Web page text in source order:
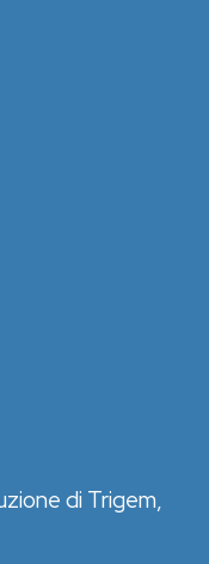
di Trigem,